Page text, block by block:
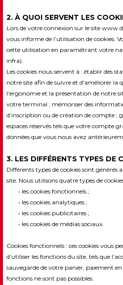
2. À QUOI SERVENT LES
Lors de votre connexion sur le site
vous informe de l’utilisation de cookies.
cette utilisation en paramétrant votre
infra).
Les cookies nous servent à : établir des
notre site afin de suivre et d'améliorer la
l’ergonomie et la présentation de notre
votre terminal ; mémoriser des
d’inscription ou de création de compte ;
espaces réservés tels que votre compte
données que vous nous avez
3. LES DIFFÉRENTS TYPES DE
Différents types de cookies sont générés
site. Nous utilisons quatre types de
• les cookies fonctionnels ;
• les cookies analytiques ;
• les cookies publicitaires ;
• les cookies de médias sociaux.
Cookies fonctionnels : ces cookies vous
d’utiliser les fonctions du site, tels que
sauvegarde de votre panier, paiement en
fonctions ne sont pas possibles.